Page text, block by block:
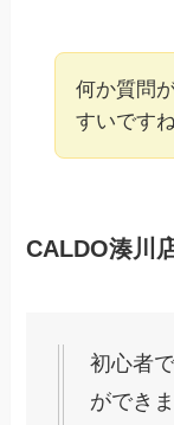
何か質問
すいですね
CALDO湊川
初心者
ができ